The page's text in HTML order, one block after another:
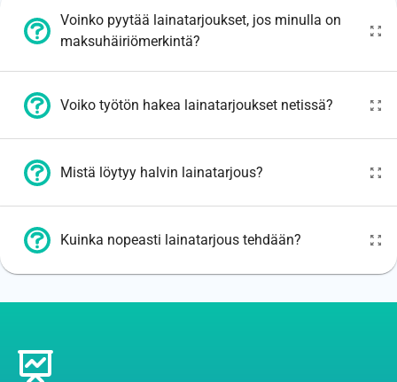
Voinko pyytää lainatarjoukset, jos minulla on
maksuhäiriömerkintä?
Voiko työtön hakea lainatarjoukset netissä?
Mistä löytyy halvin lainatarjous?
Kuinka nopeasti lainatarjous tehdään?